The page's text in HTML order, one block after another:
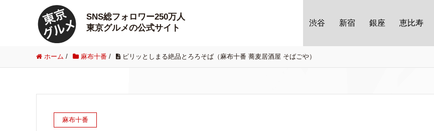
SNS総フォロワー250万人
東京グルメの公式サイト
渋谷 新宿 銀座 恵比寿
ホーム / 麻布十番 / ピリッとしまる絶品とろろそば（麻布十番 蕎麦居酒屋 そばごや）
麻布十番